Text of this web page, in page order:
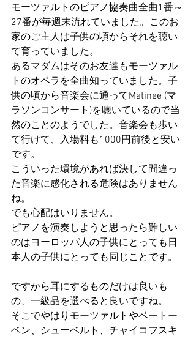
モーツァルトのピアノ協奏曲全曲1番～
27番が毎週末流れていました。このお
家のご主人は子供の頃からそれを聴い
て育っていました。
あるマダムはそのお友達もモーツァル
トのオペラを全曲知っていました。子
供の頃から音楽会に通ってMatinee (マ
ラソンコンサート)を聴いているので当
然のことのようでした。音楽会も歩い
て行けて、入場料も1000円前後と安い
です。
こういった環境があれば決して間違っ
た音楽に感化される危険はありません
ね。
でも心配はいりません。
ピアノを演奏しようと思ったら難しい
のはヨーロッパ人の子供にとっても日
本人の子供にとっても同じことです。
ですから耳にするものだけは良いも
の、一級品を選べると良いですね。
そこでやはりモーツァルトやベートー
ベン、シューベルト、チャイコフスキ